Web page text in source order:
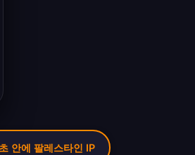
안에 팔레스타인 IP